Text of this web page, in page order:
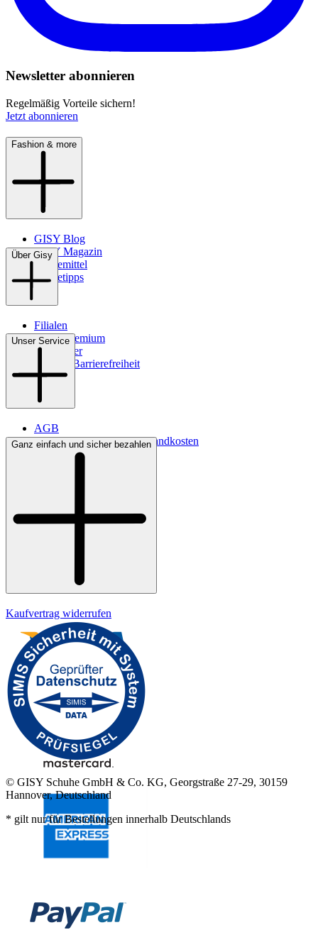
Newsletter abonnieren
Regelmäßig Vorteile sichern!
Jetzt abonnieren
Fashion & more
GISY Blog
GISY Magazin
Pflegemittel
Pflegetipps
Über Gisy
Filialen
WMS-Premium
Newsletter
Digitale Barrierefreiheit
Unser Service
AGB
Lieferbedingungen & Versandkosten
Bezahlung
Ganz einfach und sicher bezahlen
Kaufvertrag widerrufen
© GISY Schuhe GmbH & Co. KG, Georgstraße 27-29, 30159
Hannover, Deutschland
* gilt nur für Bestellungen innerhalb Deutschlands